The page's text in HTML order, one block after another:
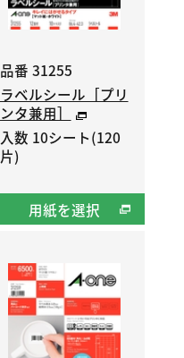
品番 31255
ラベルシール［プリ
ンタ兼用］
入数 10シート(120
片)
用紙を選択